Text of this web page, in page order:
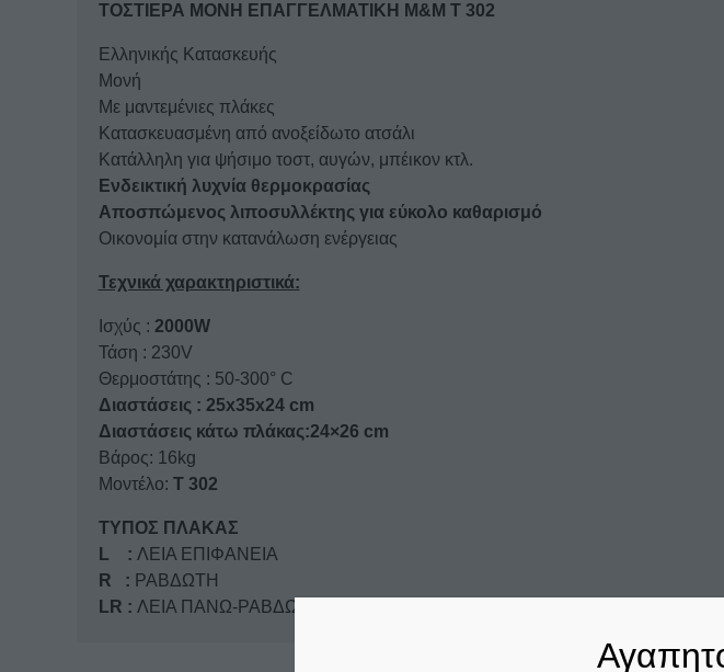
ΤΟΣΤΙΕΡΑ ΜΟΝΗ ΕΠΑΓΓΕΛΜΑΤΙΚΗ Μ&Μ Τ 302
Ελληνικής Κατασκευής
Μονή
Με μαντεμένιες πλάκες
Κατασκευασμένη από ανοξείδωτο ατσάλι
Κατάλληλη για ψήσιμο τοστ, αυγών, μπέικον κτλ.
Ενδεικτική λυχνία θερμοκρασίας
Αποσπώμενος λιποσυλλέκτης για εύκολο καθαρισμό
Οικονομία στην κατανάλωση ενέργειας
Τεχνικά χαρακτηριστικά:
Ισχύς : 2000W
Τάση : 230V
Θερμοστάτης : 50-300° C
Διαστάσεις : 25x35x24 cm
Διαστάσεις κάτω πλάκας:24×26 cm
Βάρος: 16kg
Μοντέλο: Τ 302
ΤΥΠΟΣ ΠΛΑΚΑΣ
L : ΛΕΙΑ ΕΠΙΦΑΝΕΙΑ
R : ΡΑΒΔΩΤΗ
LR : ΛΕΙΑ ΠΑΝΩ-ΡΑΒΔΩΤΗ ΚΑΤΩ